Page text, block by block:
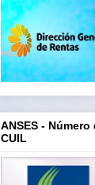
ANSES - Número
CUIL